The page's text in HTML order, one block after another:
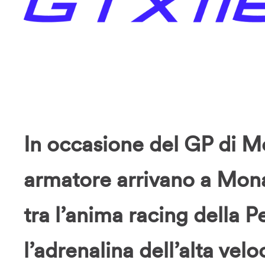
In occasione del GP di
armatore arrivano a
tra l’anima racing della
l’adrenalina dell’alta